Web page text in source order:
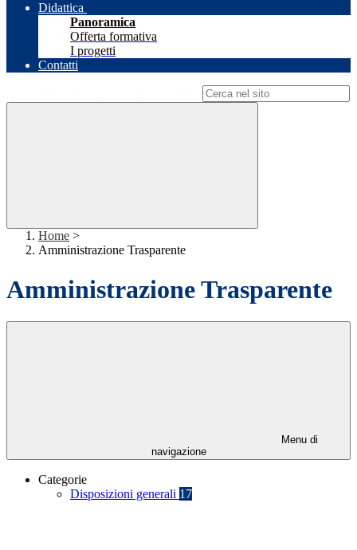
Didattica
Panoramica
Offerta formativa
I progetti
Contatti
Home >
Amministrazione Trasparente
Amministrazione Trasparente
Menu di
navigazione
Categorie
Disposizioni generali 17